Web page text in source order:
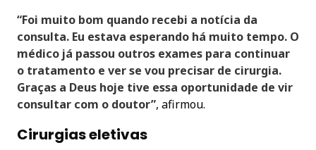
“Foi muito bom quando recebi a notícia da
consulta. Eu estava esperando há muito tempo. O
médico já passou outros exames para continuar
o tratamento e ver se vou precisar de cirurgia.
Graças a Deus hoje tive essa oportunidade de vir
consultar com o doutor”, afirmou.
Cirurgias eletivas